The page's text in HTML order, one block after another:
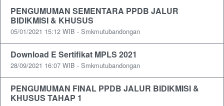
PENGUMUMAN SEMENTARA PPDB JALUR
BIDIKMISI & KHUSUS
05/01/2021 15:12 WIB - Smkmutubandongan
Download E Sertifikat MPLS 2021
28/09/2021 16:07 WIB - Smkmutubandongan
PENGUMUMAN FINAL PPDB JALUR BIDIKMISI &
KHUSUS TAHAP 1